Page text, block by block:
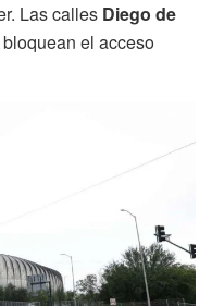
Las calles Diego de
el acceso